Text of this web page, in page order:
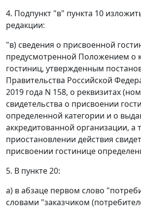
4. Подпункт "в" пункта 10
редакции:
"в) сведения о присвоенной
предусмотренной Положением о
гостиниц, утвержденным
Правительства Российской
2019 года N 158, о реквизитах
свидетельства о присвоении
определенной категории и о
аккредитованной организации, а
приостановлении действия
присвоении гостинице
5. В пункте 20:
а) в абзаце первом слово
словами "заказчиком